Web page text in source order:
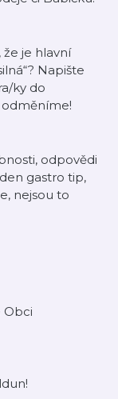
že je hlavní
Napište
ky do
odpovědi
gastro tip,
nejsou to
Obci